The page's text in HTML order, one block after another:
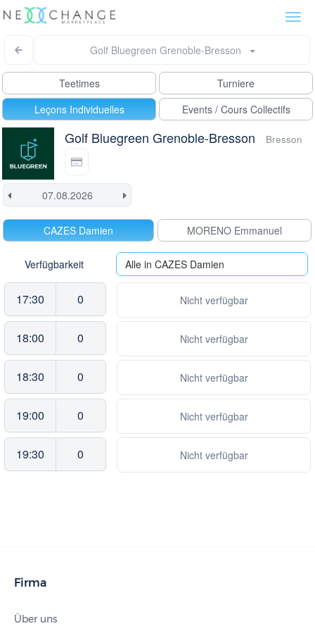
Golf Bluegreen Grenoble-Bresson
Teetimes
Turniere
Leçons Individuelles
Events / Cours Collectifs
Golf Bluegreen Grenoble-Bresson Bresson
CAZES Damien MORENO Emmanuel
Verfügbarkeit Alle in CAZES Damien
17:30 0 Nicht verfügbar
18:00 0 Nicht verfügbar
18:30 0 Nicht verfügbar
19:00 0 Nicht verfügbar
19:30 0 Nicht verfügbar
Firma
Über uns